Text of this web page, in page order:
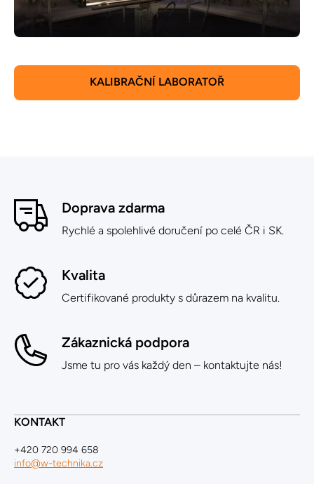
KALIBRAČNÍ LABORATOŘ
Doprava zdarma
Rychlé a spolehlivé doručení po celé ČR i SK.
Kvalita
Certifikované produkty s důrazem na kvalitu.
Zákaznická podpora
Jsme tu pro vás každý den – kontaktujte nás!
KONTAKT
+420 720 994 658
info@w-technika.cz